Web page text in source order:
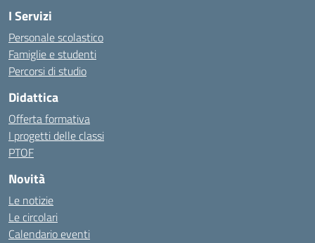
I Servizi
Personale scolastico
Famiglie e studenti
Percorsi di studio
Didattica
Offerta formativa
I progetti delle classi
PTOF
Novità
Le notizie
Le circolari
Calendario eventi